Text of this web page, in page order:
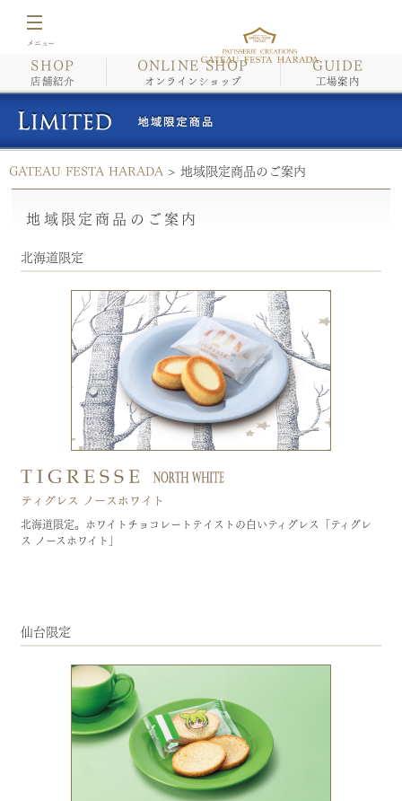
店舗紹介
オンラインショップ
工場案内
イベント情報・催事情報
商品紹介/こだわり
デジタルカタログ
SHOP
店舗紹介
ONLINE SHOP
オンラインショップ
GUIDE
工場案内
GATEAU FESTA HARADA > 地域限定商品のご案内
地域限定商品のご案内
北海道限定
北海道限定。ホワイトチョコレートテイストの白いティグレス「ティグレ
ス ノースホワイト」
仙台限定